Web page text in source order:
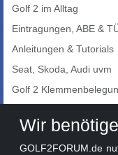
Golf 2 im Alltag
Eintragungen, ABE &
Anleitungen & Tutorials
Seat, Skoda, Audi uvm
Golf 2
Auto-Showroom
Wir
GOLF2FORUM.de